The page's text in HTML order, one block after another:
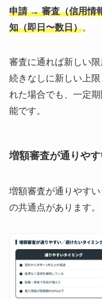
申請 → 審査（信用情
知（即日〜数日）。
審査に通れば新しい
続きなしに新しい上
れた場合でも、一定
能です。
増額審査が通りや
増額審査が通りやす
の共通点があります。